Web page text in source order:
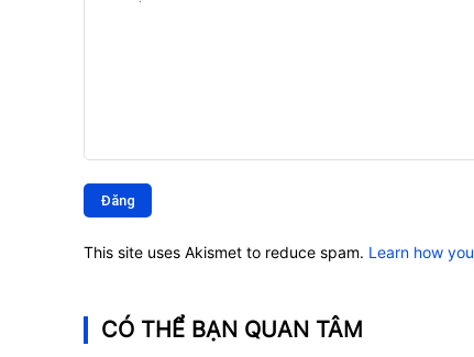
luận:
This site uses Akismet to reduce spam. Learn how
CÓ THỂ BẠN QUAN TÂM